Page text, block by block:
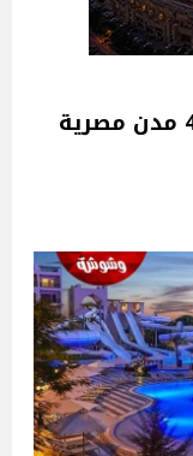
خبير سياحي يكشف سر تصدر 4 مدن مصرية